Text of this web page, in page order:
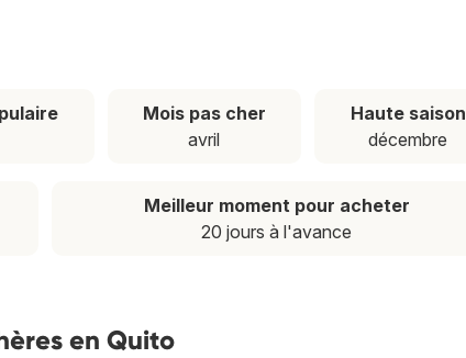
Mois pas cher
avril
Haute saison
décembre
Meilleur moment pour acheter
20 jours à l'avance
en Quito